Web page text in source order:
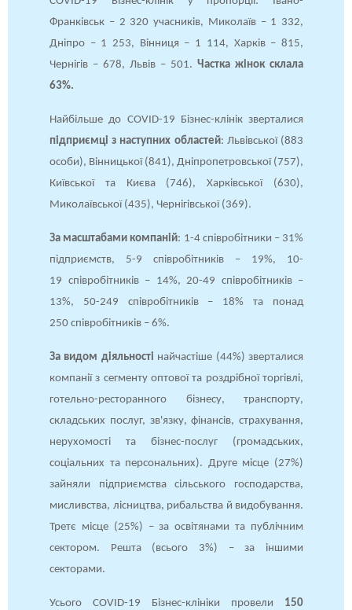
Франківськ – 2 320 учасників, Миколаїв – 1 332,
Дніпро – 1 253, Вінниця – 1 114, Харків – 815,
Чернігів – 678, Львів – 501. Частка жінок склала
63%.
Найбільше до COVID-19 Бізнес-клінік зверталися
підприємці з наступних областей: Львівської (883
особи), Вінницької (841), Дніпропетровської (757),
Київської та Києва (746), Харківської (630),
Миколаївської (435), Чернігівської (369).
За масштабами компаній: 1-4 співробітники – 31%
підприємств, 5-9 співробітників – 19%, 10-
19 співробітників – 14%, 20-49 співробітників –
13%, 50-249 співробітників – 18% та понад
250 співробітників – 6%.
За видом діяльності найчастіше (44%) зверталися
компанії з сегменту оптової та роздрібної торгівлі,
готельно-ресторанного бізнесу, транспорту,
складських послуг, зв'язку, фінансів, страхування,
нерухомості та бізнес-послуг (громадських,
соціальних та персональних). Друге місце (27%)
зайняли підприємства сільського господарства,
мисливства, лісництва, рибальства й видобування.
Третє місце (25%) – за освітянами та публічним
сектором. Решта (всього 3%) – за іншими
секторами.
Усього COVID-19 Бізнес-клініки провели 150